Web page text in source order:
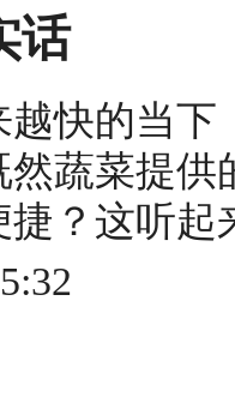
话
快的当
蔬菜提
捷？这听